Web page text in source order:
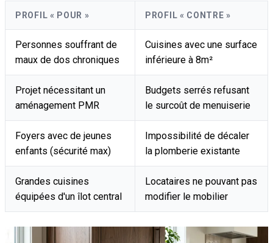
PROFIL « POUR » PROFIL « CONTRE »
Personnes souffrant de
maux de dos chroniques
Cuisines avec une surface
inférieure à 8m²
Projet nécessitant un
aménagement PMR
Budgets serrés refusant
le surcoût de menuiserie
Foyers avec de jeunes
enfants (sécurité max)
Impossibilité de décaler
la plomberie existante
Grandes cuisines
équipées d'un îlot central
Locataires ne pouvant pas
modifier le mobilier